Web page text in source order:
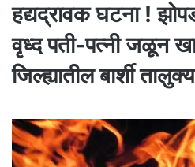
हद्यद्रावक घटना !
वृध्द पती-पत्नी जळून
जिल्ह्यातील बार्शी